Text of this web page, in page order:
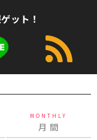
ット！
MONTHLY
月 間